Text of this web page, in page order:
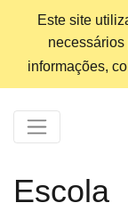
Este site
informações,
Escola